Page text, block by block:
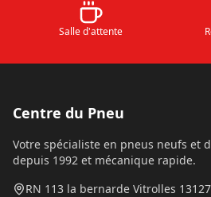
Salle d'attente
Centre du Pneu
Votre spécialiste en pneus neufs et
depuis 1992 et mécanique rapide.
RN 113 la bernarde Vitrolles 13127